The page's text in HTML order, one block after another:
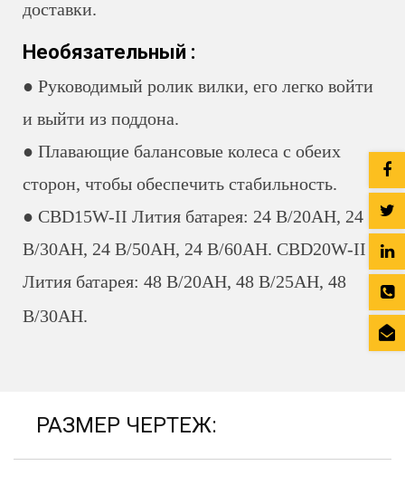
доставки.
Необязательный :
● Руководимый ролик вилки, его легко войти
и выйти из поддона.
● Плавающие балансовые колеса с обеих
сторон, чтобы обеспечить стабильность.
● CBD15W-II Лития батарея: 24 В/20AH, 24
В/30AH, 24 В/50AH, 24 В/60AH. CBD20W-II
Лития батарея: 48 В/20AH, 48 В/25AH, 48
В/30AH.
РАЗМЕР ЧЕРТЕЖ: